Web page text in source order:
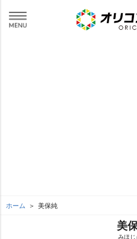
ホーム 美保純
美
みほじ